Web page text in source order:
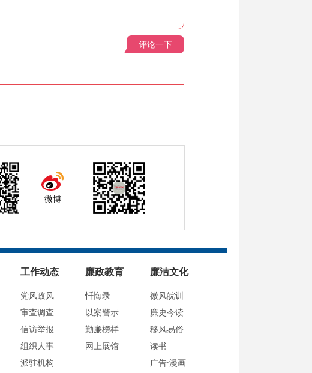
评论一下
微博
工作动态
党风政风
审查调查
信访举报
组织人事
派驻机构
廉政教育
忏悔录
以案警示
勤廉榜样
网上展馆
廉洁文化
徽风皖训
廉史今读
移风易俗
读书
广告·漫画